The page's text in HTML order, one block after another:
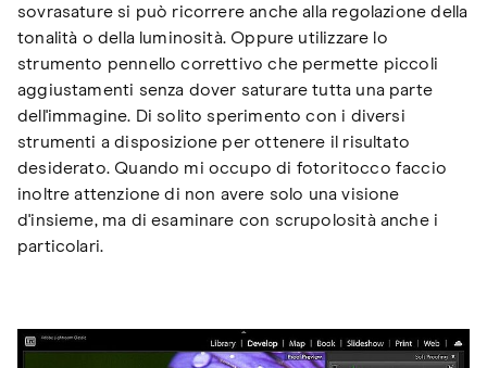
sovrasature si può ricorrere anche alla regolazione della
tonalità o della luminosità. Oppure utilizzare lo
strumento pennello correttivo che permette piccoli
aggiustamenti senza dover saturare tutta una parte
dell'immagine. Di solito sperimento con i diversi
strumenti a disposizione per ottenere il risultato
desiderato. Quando mi occupo di fotoritocco faccio
inoltre attenzione di non avere solo una visione
d'insieme, ma di esaminare con scrupolosità anche i
particolari.